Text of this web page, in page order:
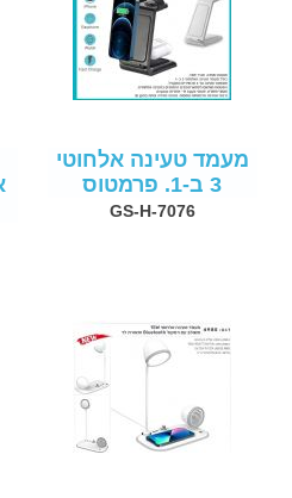
מעמד טעינה אלחוטי
3 ב-1. פרמטוס
GS-H-7076